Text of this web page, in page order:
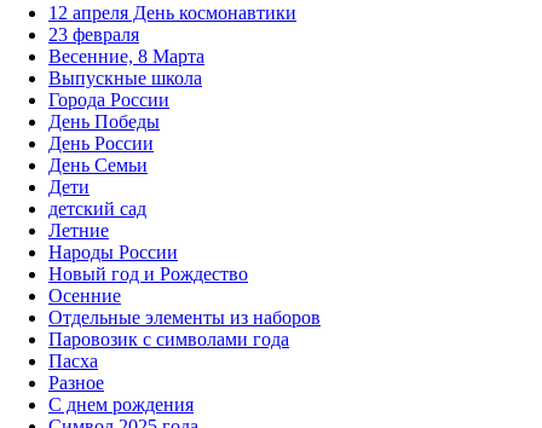
12 апреля День космонавтики
23 февраля
Весенние, 8 Марта
Выпускные школа
Города России
День Победы
День России
День Семьи
Дети
детский сад
Летние
Народы России
Новый год и Рождество
Осенние
Отдельные элементы из наборов
Паровозик с символами года
Пасха
Разное
С днем рождения